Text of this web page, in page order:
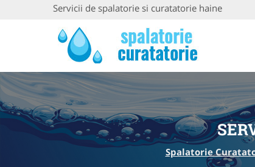
Servicii de spalatorie si curatatorie haine
Spalatorie